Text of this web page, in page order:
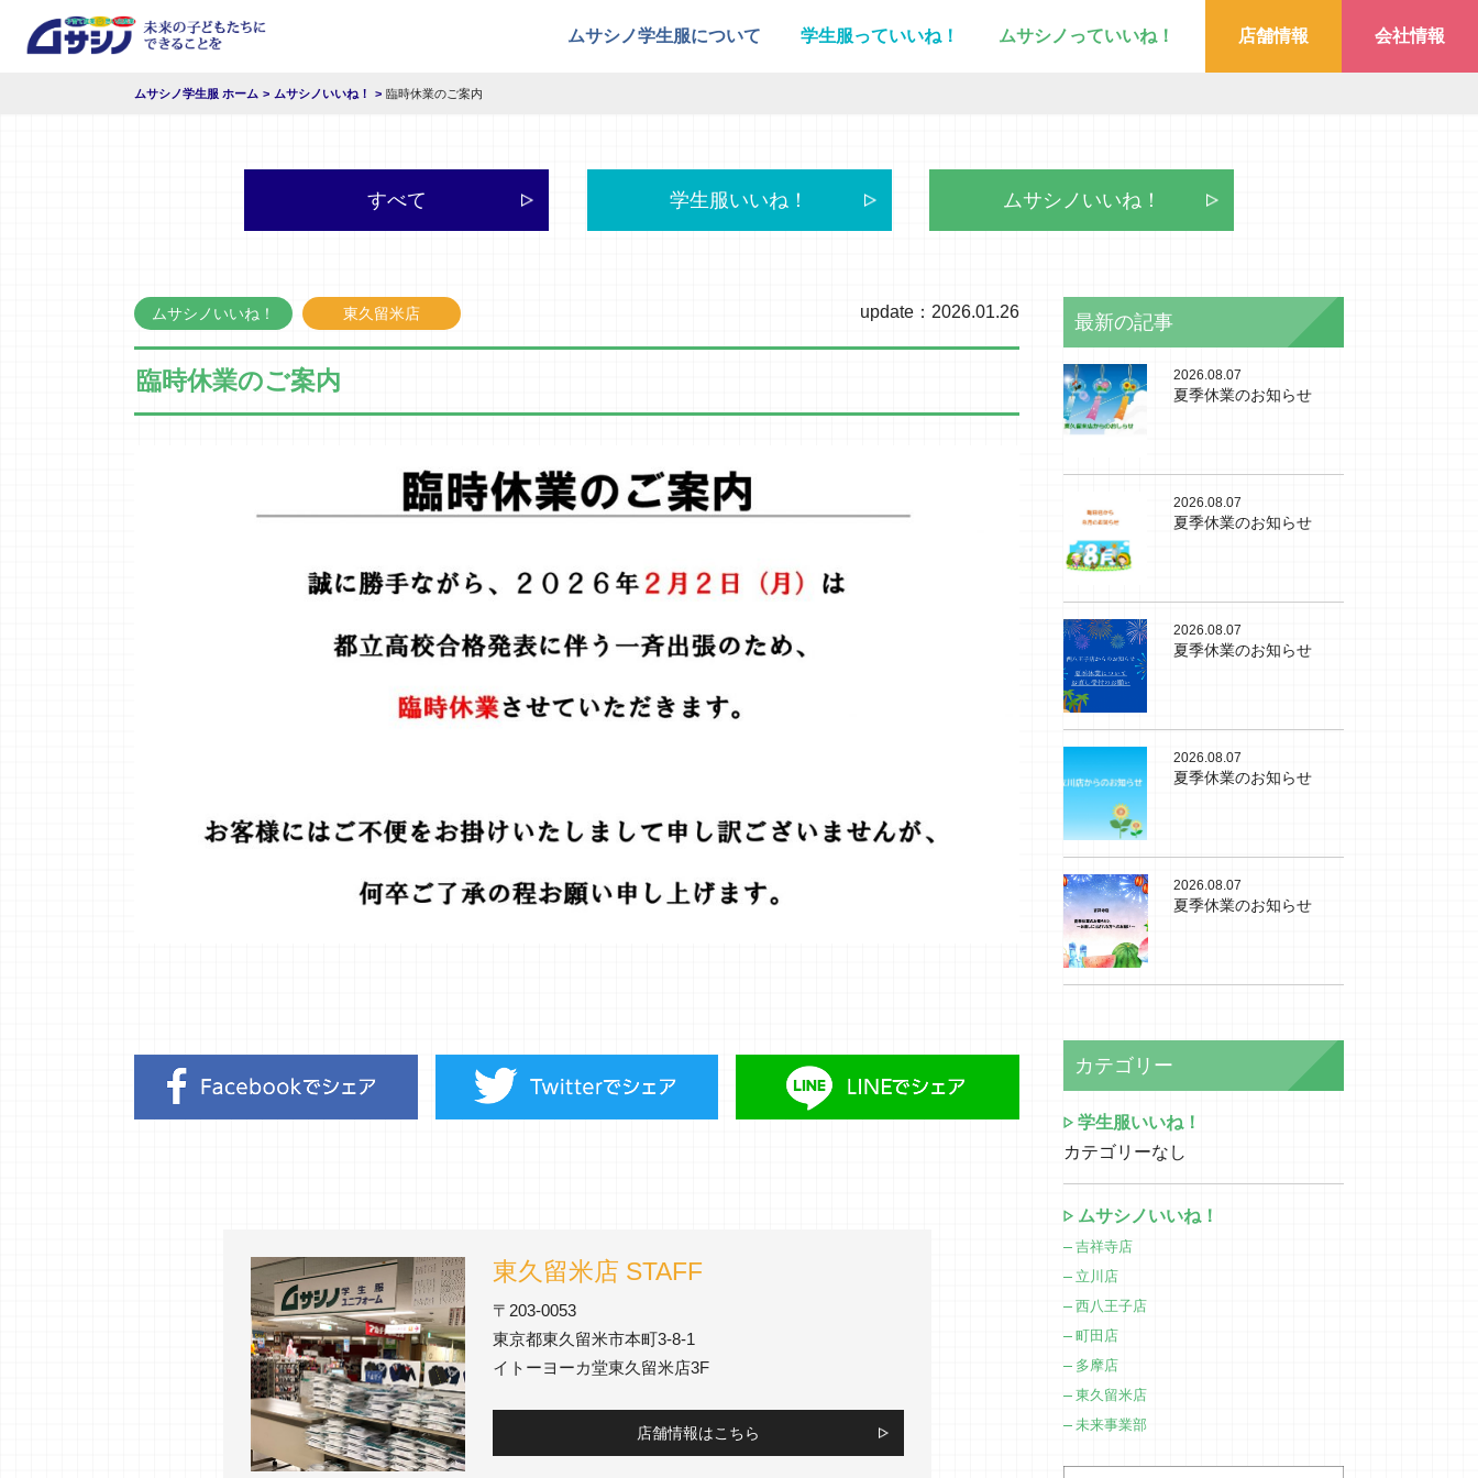
ムサシノ学生服について 学生服っていいね！ ムサシノっていいね！ 店舗情報 会社情報
ムサシノ学生服 ホーム ムサシノいいね！ 臨時休業のご案内
すべて 学生服いいね！ ムサシノいいね！
ムサシノいいね！ 東久留米店 update：2026.01.26
臨時休業のご案内
東久留米店 STAFF
〒203-0053
東京都東久留米市本町3-8-1
イトーヨーカ堂東久留米店3F
店舗情報はこちら
最新の記事
2026.08.07
夏季休業のお知らせ
2026.08.07
夏季休業のお知らせ
2026.08.07
夏季休業のお知らせ
2026.08.07
夏季休業のお知らせ
2026.08.07
夏季休業のお知らせ
カテゴリー
学生服いいね！
カテゴリーなし
ムサシノいいね！
吉祥寺店
立川店
西八王子店
町田店
多摩店
東久留米店
未来事業部